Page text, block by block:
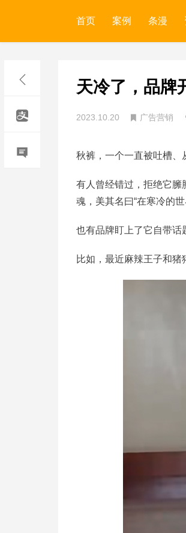
首页 案例 条漫
天冷了，品牌
2023.10.20 广告营销
秋裤，一个一直被吐槽、
有人曾经错过，拒绝它臃
魂，美其名曰“在寒冷的世
也有品牌盯上了它自带话
比如，最近麻辣王子和猪